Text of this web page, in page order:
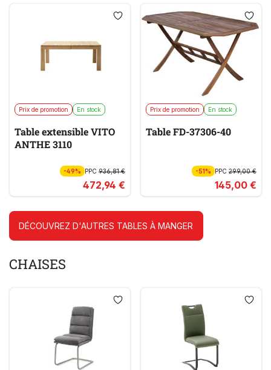
Prix de promotion En stock
Table extensible VITO
ANTHE 3110
-49% PPC 936,81 €
472,94 €
Prix de promotion En stock
Table FD-37306-40
-51% PPC299,00 €
145,00 €
DÉCOUVREZ D'AUTRES TABLES À MANGER
CHAISES